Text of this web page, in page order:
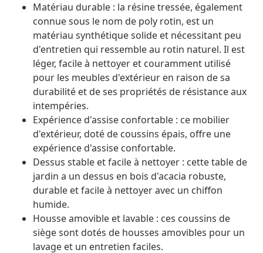
Matériau durable : la résine tressée, également
connue sous le nom de poly rotin, est un
matériau synthétique solide et nécessitant peu
d'entretien qui ressemble au rotin naturel. Il est
léger, facile à nettoyer et couramment utilisé
pour les meubles d'extérieur en raison de sa
durabilité et de ses propriétés de résistance aux
intempéries.
Expérience d'assise confortable : ce mobilier
d'extérieur, doté de coussins épais, offre une
expérience d'assise confortable.
Dessus stable et facile à nettoyer : cette table de
jardin a un dessus en bois d'acacia robuste,
durable et facile à nettoyer avec un chiffon
humide.
Housse amovible et lavable : ces coussins de
siège sont dotés de housses amovibles pour un
lavage et un entretien faciles.